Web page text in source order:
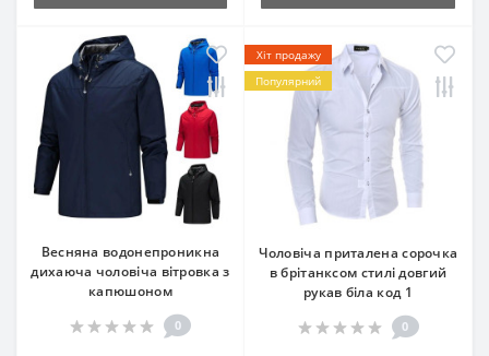
Весняна водонепроникна
дихаюча чоловіча вітровка з
капюшоном
0
Хіт продажу
Популярний
Чоловіча приталена сорочка
в брітанксом стилі довгий
рукав біла код 1
0